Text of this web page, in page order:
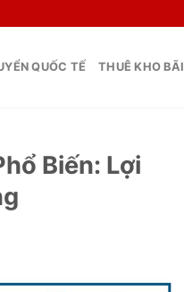
QUỐC TẾ THUÊ KHO BÃI
Biến: Lợi